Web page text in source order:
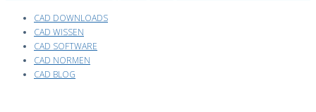
CAD DOWNLOADS
CAD WISSEN
CAD SOFTWARE
CAD NORMEN
CAD BLOG